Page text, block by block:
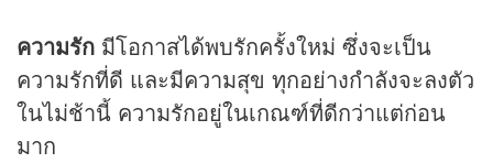
ความรัก มีโอกาสได้พบรักครั้งใหม่ ซึ่งจะเป็น
ความรักที่ดี และมีความสุข ทุกอย่างกำลังจะลงตัว
ในไม่ช้านี้ ความรักอยู่ในเกณฑ์ที่ดีกว่าแต่ก่อน
มาก